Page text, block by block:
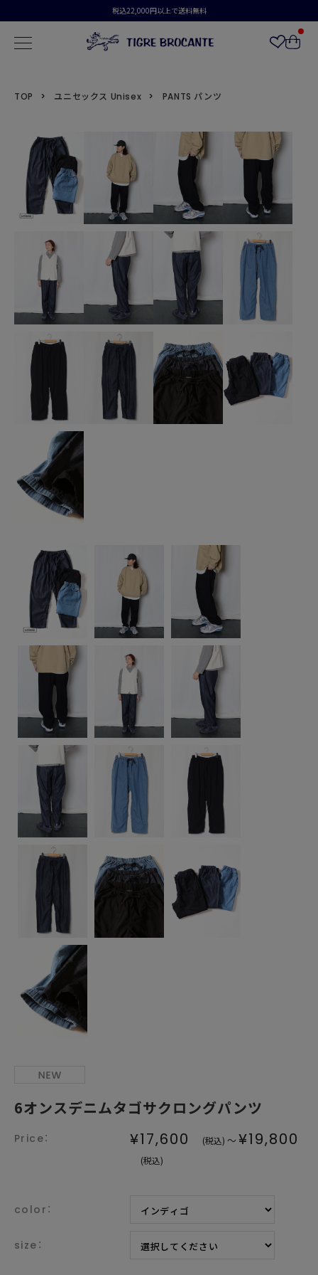
税込22,000円以上で送料無料
TOP ユニセックス Unisex PANTS パンツ
6オンスデニムタゴサクロングパンツ
¥17,600
(税込) ～ ¥19,800
(税込)
color：
size：